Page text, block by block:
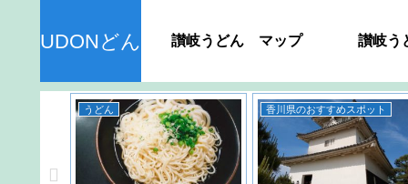
UDONどん 讃岐うどん マップ 讃岐う
うどん 香川県のおすすめスポット